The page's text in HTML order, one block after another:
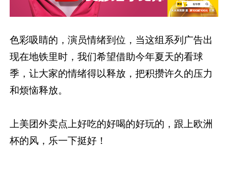
色彩吸睛的，演员情绪到位，当这组系列广告出
现在地铁里时，我们希望借助今年夏天的看球
季，让大家的情绪得以释放，把积攒许久的压力
和烦恼释放。
上美团外卖点上好吃的好喝的好玩的，跟上欧洲
杯的风，乐一下挺好！